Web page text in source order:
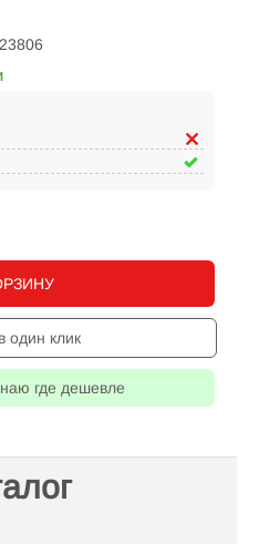
один клик
где дешевле